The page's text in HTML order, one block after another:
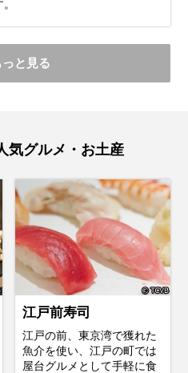
っと見る
気グルメ・お土産
江戸前寿司
江戸の前、東京湾で獲れた
魚介を使い、江戸の町では
屋台グルメとして手軽に食